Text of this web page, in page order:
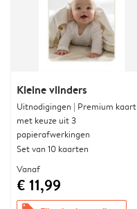
Kleine vlinders
Uitnodigingen | Premium kaart
met keuze uit 3
papierafwerkingen
Set van 10 kaarten
Vanaf
€ 11,99